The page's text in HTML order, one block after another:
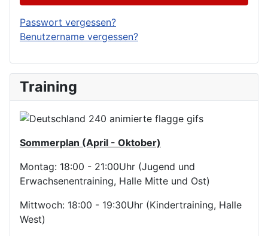
Passwort vergessen?
Benutzername vergessen?
Training
Sommerplan (April - Oktober)
Montag: 18:00 - 21:00Uhr (Jugend und
Erwachsenentraining, Halle Mitte und Ost)
Mittwoch: 18:00 - 19:30Uhr (Kindertraining, Halle
West)